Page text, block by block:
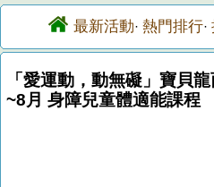
最新活動· 熱門排行·
「愛運動，動無礙」寶貝
~8月 身障兒童體適能課程